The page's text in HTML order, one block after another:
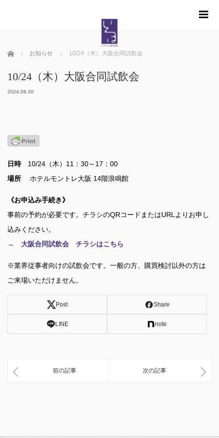
ホーム お知らせ 10/24（木）大阪合同試飲会
10/24（木）大阪合同試飲会
2024.09.30
日時 10/24（木）11：30～17：00
場所 ホテルモントレ大阪 14階浪鳴館
《お申込み手続き》
事前の予約が必要です。 チラシのQRコードまたはURLよりお申し
込みください。
→ 大阪合同試飲会 チラシはこちら
※業界従事者向けの試飲会です。一般の方、購買検討以外の方は
ご来場いただけません。
Post Share
LINE note
前の記事 次の記事